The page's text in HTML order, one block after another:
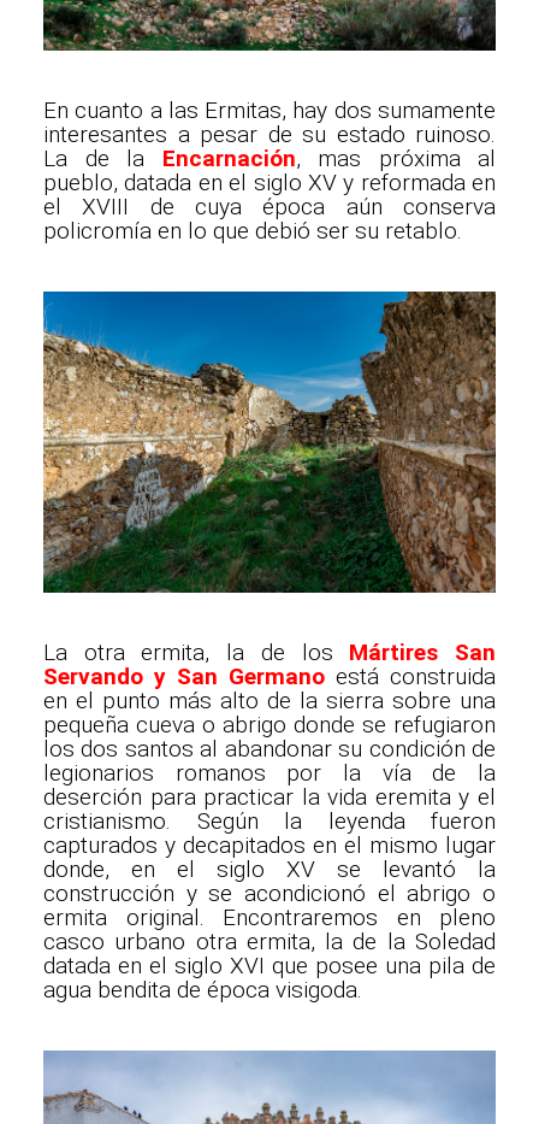
En cuanto a las Ermitas, hay dos sumamente
interesantes a pesar de su estado ruinoso.
La de la Encarnación, mas próxima al
pueblo, datada en el siglo XV y reformada en
el XVIII de cuya época aún conserva
policromía en lo que debió ser su retablo.
La otra ermita, la de los Mártires San
Servando y San Germano está construida
en el punto más alto de la sierra sobre una
pequeña cueva o abrigo donde se refugiaron
los dos santos al abandonar su condición de
legionarios romanos por la vía de la
deserción para practicar la vida eremita y el
cristianismo. Según la leyenda fueron
capturados y decapitados en el mismo lugar
donde, en el siglo XV se levantó la
construcción y se acondicionó el abrigo o
ermita original. Encontraremos en pleno
casco urbano otra ermita, la de la Soledad
datada en el siglo XVI que posee una pila de
agua bendita de época visigoda.